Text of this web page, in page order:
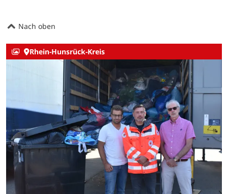
Nach oben
Rhein-Hunsrück-Kreis